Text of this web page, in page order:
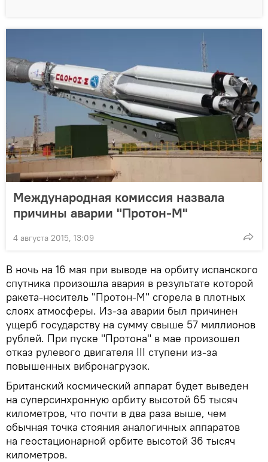
Международная комиссия назвала
причины аварии "Протон-М"
4 августа 2015, 13:09
В ночь на 16 мая при выводе на орбиту испанского
спутника произошла авария в результате которой
ракета-носитель "Протон-М" сгорела в плотных
слоях атмосферы. Из-за аварии был причинен
ущерб государству на сумму свыше 57 миллионов
рублей. При пуске "Протона" в мае произошел
отказ рулевого двигателя III ступени из-за
повышенных вибронагрузок.
Британский космический аппарат будет выведен
на суперсинхронную орбиту высотой 65 тысяч
километров, что почти в два раза выше, чем
обычная точка стояния аналогичных аппаратов
на геостационарной орбите высотой 36 тысяч
километров.